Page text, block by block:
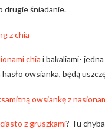
drugie śniadanie.
chia i bakaliami-
owsianka, będą
z gruszkami? Tu